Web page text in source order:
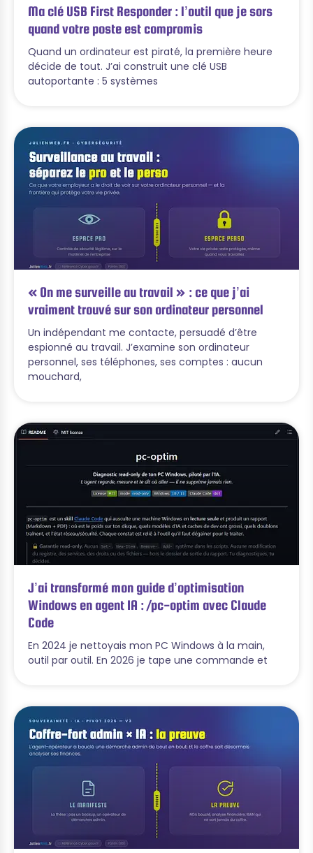
Ma clé USB First Responder : l’outil que je sors
quand votre poste est compromis
Quand un ordinateur est piraté, la première heure
décide de tout. J’ai construit une clé USB
autoportante : 5 systèmes
« On me surveille au travail » : ce que j’ai
vraiment trouvé sur son ordinateur personnel
Un indépendant me contacte, persuadé d’être
espionné au travail. J’examine son ordinateur
personnel, ses téléphones, ses comptes : aucun
mouchard,
J’ai transformé mon guide d’optimisation
Windows en agent IA : /pc-optim avec Claude
Code
En 2024 je nettoyais mon PC Windows à la main,
outil par outil. En 2026 je tape une commande et